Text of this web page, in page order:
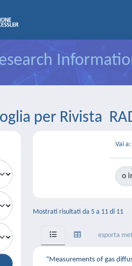
per Rivista
Vai a:
o
Mostrati risultati da 5 a 11 di 11
esporta
“Measurements of gas